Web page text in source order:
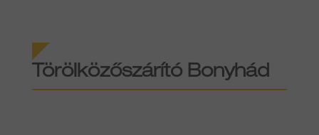
Törölközőszárító Bonyhád